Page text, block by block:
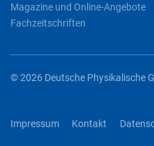
Magazine und Online-Angebote
Fachzeitschriften
© 2026 Deutsche Physikalische
Impressum Kontakt